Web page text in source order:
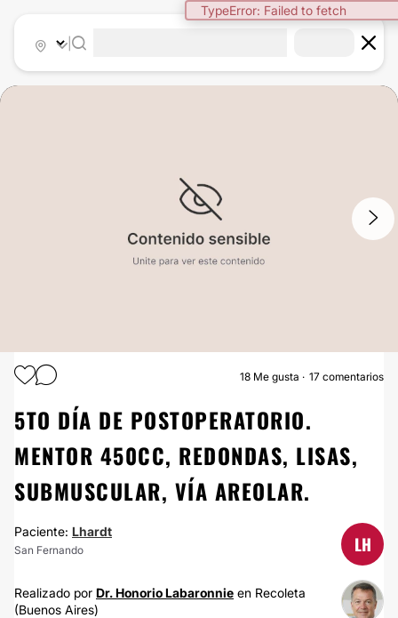
TypeError: Failed to fetch
AUMENTO MAMAS
18 Me gusta 17 comentarios
5TO DÍA DE POSTOPERATORIO.
MENTOR 450CC, REDONDAS, LISAS,
SUBMUSCULAR, VÍA AREOLAR.
Paciente: Lhardt
San Fernando LH
Realizado por Dr. Honorio Labaronnie en Recoleta
(Buenos Aires)